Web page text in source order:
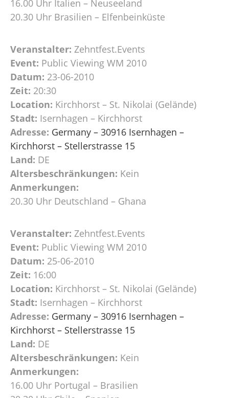
16.00 Uhr Italien – Neuseeland
20.30 Uhr Brasilien – Elfenbeinküste
Veranstalter: Zehntfest.Events
Event: Public Viewing WM 2010
Datum: 23-06-2010
Zeit: 20:30
Location: Kirchhorst – St. Nikolai (Gelände)
Stadt: Isernhagen – Kirchhorst
Adresse: Germany – 30916 Isernhagen –
Kirchhorst – Stellerstrasse 15
Land: DE
Altersbeschränkungen: Kein
Anmerkungen:
20.30 Uhr Deutschland – Ghana
Veranstalter: Zehntfest.Events
Event: Public Viewing WM 2010
Datum: 25-06-2010
Zeit: 16:00
Location: Kirchhorst – St. Nikolai (Gelände)
Stadt: Isernhagen – Kirchhorst
Adresse: Germany – 30916 Isernhagen –
Kirchhorst – Stellerstrasse 15
Land: DE
Altersbeschränkungen: Kein
Anmerkungen:
16.00 Uhr Portugal – Brasilien